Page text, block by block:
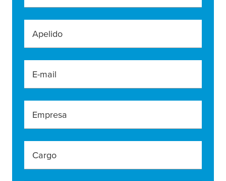
Apelido
E-mail
Empresa
Cargo